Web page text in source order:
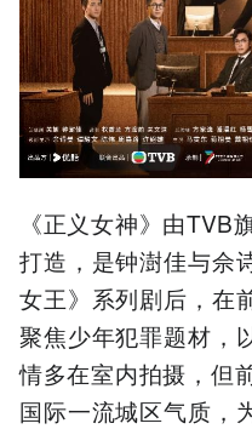
《正义女神》由TVB
打造，是钟澍佳与佘
女王》系列剧后，在
聚焦少年犯罪题材，
情多在室内拍摄，但
国际一流城区气质，